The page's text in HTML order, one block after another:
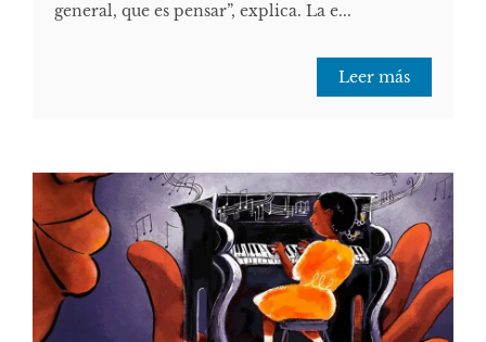
general, que es pensar”, explica. La e...
Leer más